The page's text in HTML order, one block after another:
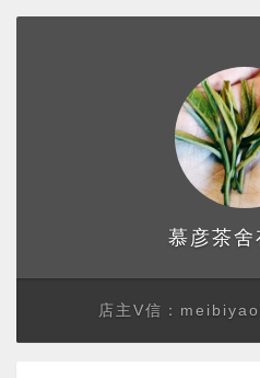
慕彦茶舍
店主V信：